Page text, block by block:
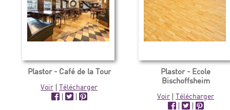
Plastor - Café de la Tour
Voir |Télécharger
|
|
Plastor - Ecole
Bischoffsheim
Voir |Télécharger
|
|